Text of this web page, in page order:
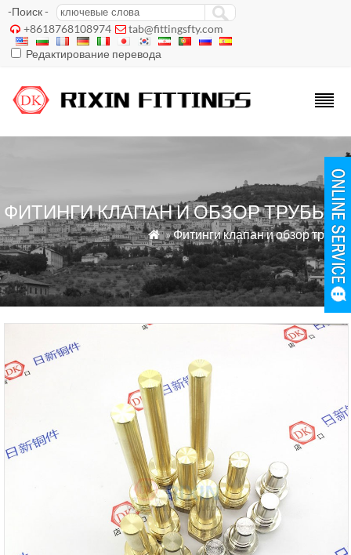
-Поиск -
 +8618768108974  tab@fittingsfty.com
Редактирование перевода
ФИТИНГИ КЛАПАН И ОБЗОР ТРУБЫ
 »Фитинги клапан и обзор трубы